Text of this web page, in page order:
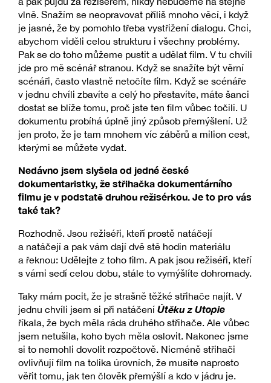
vlně. Snažím se neopravovat příliš mnoho věcí, i když
je jasné, že by pomohlo třeba vystřižení dialogu. Chci,
abychom viděli celou strukturu i všechny problémy.
Pak se do toho můžeme pustit a udělat film. V tu chvíli
jde pro mě scénář stranou. Když se snažíte být věrní
scénáři, často vlastně netočíte film. Když se scénáře
v jednu chvíli zbavíte a celý ho přestavíte, máte šanci
dostat se blíže tomu, proč jste ten film vůbec točili. U
dokumentu probíhá úplně jiný způsob přemýšlení. Už
jen proto, že je tam mnohem víc záběrů a milion cest,
kterými se můžete vydat.
Nedávno jsem slyšela od jedné české
dokumentaristky, že střihačka dokumentárního
filmu je v podstatě druhou režisérkou. Je to pro vás
také tak?
Rozhodně. Jsou režiséři, kteří prostě natáčejí
a natáčejí a pak vám dají dvě stě hodin materiálu
a řeknou: Udělejte z toho film. A pak jsou režiséři, kteří
s vámi sedí celou dobu, stále to vymýšlíte dohromady.
Taky mám pocit, že je strašně těžké střihače najít. V
jednu chvíli jsem si při natáčení Útěku z Utopie
říkala, že bych měla ráda druhého střihače. Ale vůbec
jsem netušila, koho bych měla oslovit. Nakonec jsme
si to nemohli dovolit rozpočtově. Nicméně střihači
ovlivňují film na tolika úrovních, že musíte naprosto
věřit tomu, jak ten člověk přemýšlí a kdo v jádru je.